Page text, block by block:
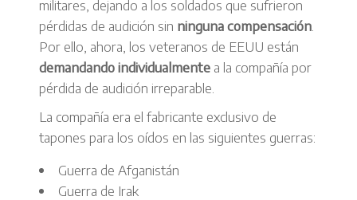
militares, dejando a los soldados que sufrieron
pérdidas de audición sin ninguna compensación
Por ello, ahora, los veteranos de EEUU están
demandando individualmente a la compañía por
pérdida de audición irreparable.
La compañía era el fabricante exclusivo de
tapones para los oídos en las siguientes guerras:
Guerra de Afganistán
Guerra de Irak